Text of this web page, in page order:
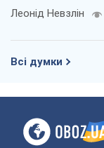
Леонід Невзлін
Всі думки